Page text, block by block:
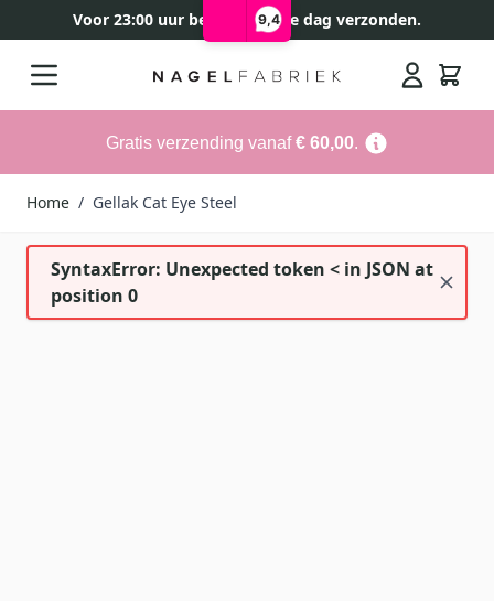
9,4
Voor 23:00 uur besteld, zelfde dag verzonden.
Gratis verzending vanaf€ 60,00.
Home / Gellak Cat Eye Steel
SyntaxError: Unexpected token < in JSON at
position 0